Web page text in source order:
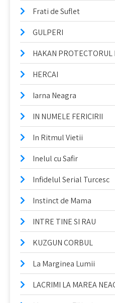
Frati de Suflet
GULPERI
HAKAN PROTECTORUL
HERCAI
Iarna Neagra
IN NUMELE FERICIRII
In Ritmul Vietii
Inelul cu Safir
Infidelul Serial Turcesc
Instinct de Mama
INTRE TINE SI RAU
KUZGUN CORBUL
La Marginea Lumii
LACRIMI LA MAREA